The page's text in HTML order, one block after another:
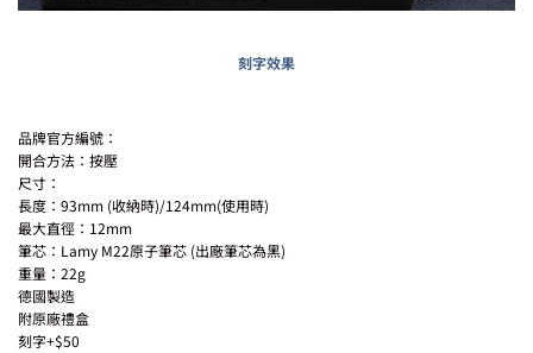
刻字效果
品牌官方編號：
開合方法：按壓
尺寸：
長度：93mm (收納時)/124mm(使用時)
最大直徑：12mm
筆芯：Lamy M22原子筆芯 (出廠筆芯為黑)
重量：22g
德國製造
附原廠禮盒
刻字+$50